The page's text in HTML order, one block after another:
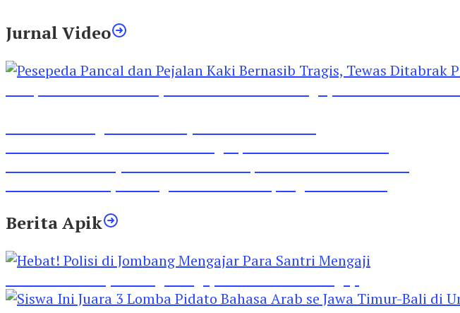
Jurnal Video
Berita Apik